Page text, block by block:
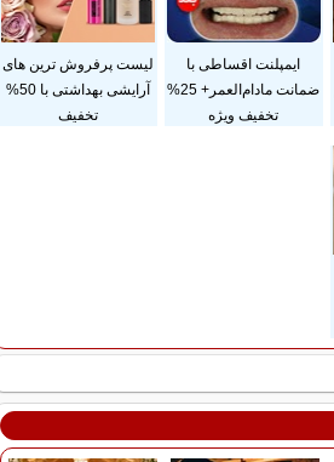
ایمپلنت اقساطی با
ضمانت مادام‌العمر+ 25%
تخفیف ویژه
لیست پرفروش ترین های
آرایشی بهداشتی با 50%
تخفیف